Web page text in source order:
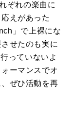
ぞれの楽曲に
えがあった
」で上裸にな
せたのも実に
っていないよ
ーマンスでオ
ぜひ活動を再